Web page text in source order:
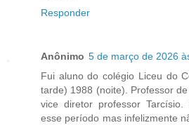
Responder
Anônimo 5 de março de 2026
Fui aluno do colégio Liceu do
tarde) 1988 (noite). Professor
vice diretor professor
esse período mas infelizmente